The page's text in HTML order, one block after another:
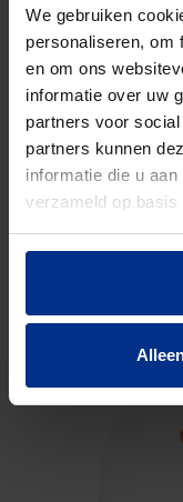
We gebruiken
personaliseren, om
en om ons
informatie over uw
partners voor
partners kunnen
informatie die u
verzameld op
DOWNLOADS
Neem